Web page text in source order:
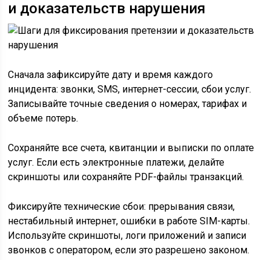
и доказательств нарушения
Сначала зафиксируйте дату и время каждого
инцидента: звонки, SMS, интернет-сессии, сбои услуг.
Записывайте точные сведения о номерах, тарифах и
объеме потерь.
Сохраняйте все счета, квитанции и выписки по оплате
услуг. Если есть электронные платежи, делайте
скриншоты или сохраняйте PDF-файлы транзакций.
Фиксируйте технические сбои: прерывания связи,
нестабильный интернет, ошибки в работе SIM-карты.
Используйте скриншоты, логи приложений и записи
звонков с оператором, если это разрешено законом.